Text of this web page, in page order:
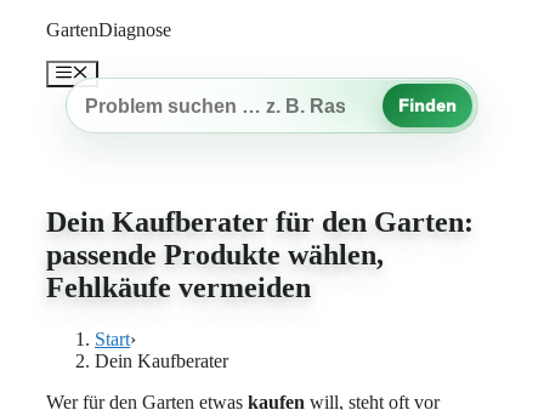
springen
GartenDiagnose
Menü
Gartenproblem
suchen
Finden
Dein Kaufberater für den Garten:
passende Produkte wählen,
Fehlkäufe vermeiden
Start›
Dein Kaufberater
Wer für den Garten etwas kaufen will, steht oft vor